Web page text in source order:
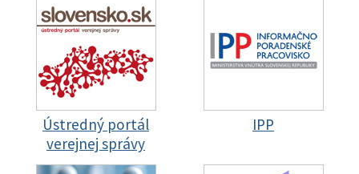
Ústredný portál
verejnej správy
IPP